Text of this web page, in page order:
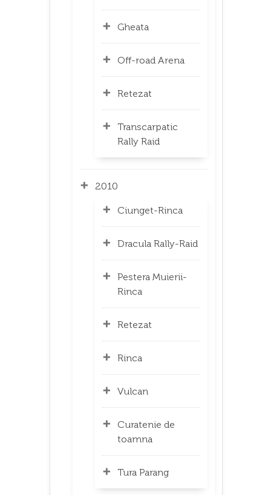
Gheata
Off-road Arena
Retezat
Transcarpatic
Rally Raid
2010
Ciunget-Rinca
Dracula Rally-Raid
Pestera Muierii-
Rinca
Retezat
Rinca
Vulcan
Curatenie de
toamna
Tura Parang